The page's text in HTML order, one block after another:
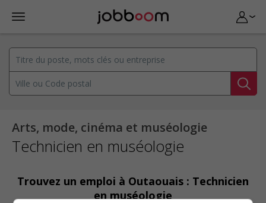
Arts, mode, cinéma et muséologie
Technicien en muséologie
Trouvez un emploi à Outaouais : Technicien
en muséologie